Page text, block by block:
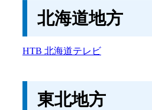
北海道地方
HTB 北海道テレビ
東北地方
防災情報提供サービス
道路・交通情報